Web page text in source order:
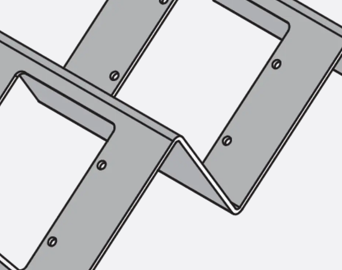
Montageschiene JML K, gelocht
Montageschiene JXM W, gezahnt
Montageschiene JZM K, gezahnt
Montageschiene JZML K,
Geländerbefestigungsschienen
Geländerbefestigungsschiene
Spezialschrauben
Zurück Spezialschrauben
Hakenkopfschraube JA
Hakenkopfschraube JB
Sollbruchschraube JB-SB
Hakenkopfschraube JC
Hammerkopfschraube JD